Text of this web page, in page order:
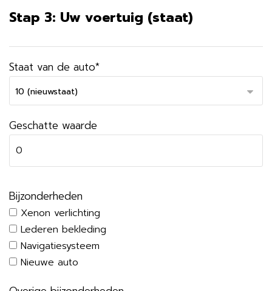
Stap 3: Uw voertuig (staat)
Staat van de auto*
Geschatte waarde
Bijzonderheden
Xenon verlichting
Lederen bekleding
Navigatiesysteem
Nieuwe auto